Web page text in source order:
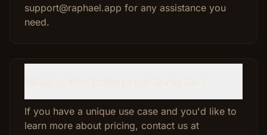
support@raphael.app for any assistance you
need.
If you have a unique use case and you'd like to
learn more about pricing, contact us at